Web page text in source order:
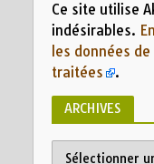
Ce site utilise
indésirables.
les données
traitées
.
ARCHIVES